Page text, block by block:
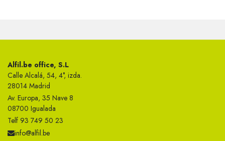
Alfil.be office, S.L
Calle Alcalá, 54, 4°, izda.
28014 Madrid
Av. Europa, 35 Nave 8
08700 Igualada
Telf 93 749 50 23
info@alfil.be